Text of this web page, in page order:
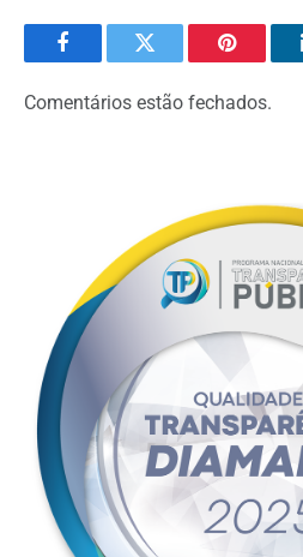
FacebookTwitter Pinterest
Comentários estão fechados.